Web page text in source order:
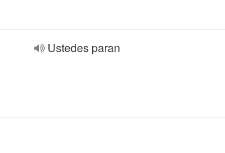
Ustedes paran